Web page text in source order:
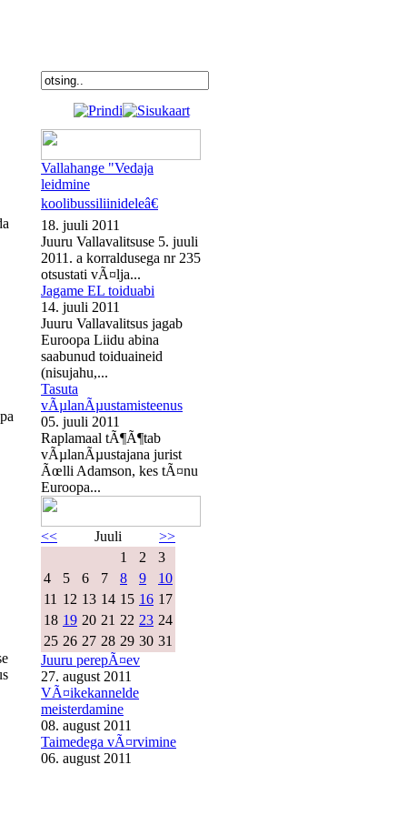
Vallahange "Vedaja
leidmine
koolibussiliinideleâ€
18. juuli 2011
Juuru Vallavalitsuse 5. juuli
2011. a korraldusega nr 235
otsustati vÃ¤lja...
Jagame EL toiduabi
14. juuli 2011
Juuru Vallavalitsus jagab
Euroopa Liidu abina
saabunud toiduaineid
(nisujahu,...
Tasuta
vÃµlanÃµustamisteenus
05. juuli 2011
Raplamaal tÃ¶Ã¶tab
vÃµlanÃµustajana jurist
Ãœlli Adamson, kes tÃ¤nu
Euroopa...
<< Juuli
>>
1
2
3
4
5 6 7 8 9
10
11 12 13 14 15 16 17
18 19 20 21 22 23 24
25 26 27 28 29 30 31
Juuru perepÃ¤ev
27. august 2011
VÃ¤ikekannelde
meisterdamine
08. august 2011
Taimedega vÃ¤rvimine
06. august 2011